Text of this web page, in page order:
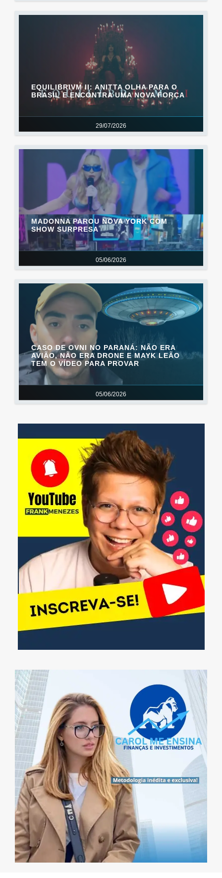
29/07/2026
EQUILIBRIVM II: ANITTA OLHA PARA O
BRASIL E ENCONTRA UMA NOVA FORÇA
05/06/2026
MADONNA PAROU NOVA YORK COM
SHOW SURPRESA
05/06/2026
CASO DE OVNI NO PARANÁ: NÃO ERA
AVIÃO, NÃO ERA DRONE E MAYK LEÃO
TEM O VÍDEO PARA PROVAR